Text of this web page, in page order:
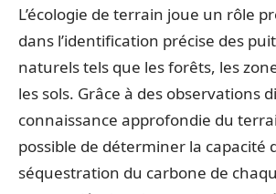
L’écologie de terrain joue un rôle
dans l’identification précise des
naturels tels que les forêts, les
les sols. Grâce à des observations
connaissance approfondie du
possible de déterminer la capacité
séquestration du carbone de